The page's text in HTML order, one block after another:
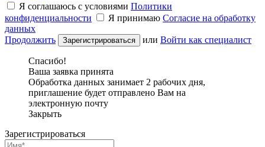
Я соглашаюсь с условиями Политики
конфиденциальности
Я принимаю Согласие на обработку
данных
Продолжить
или Войти как специалист
Спасибо!
Ваша заявка принята
Обработка данных занимает 2 рабочих дня,
приглашение будет отправлено Вам на
электронную почту
Закрыть
Зарегистрироваться